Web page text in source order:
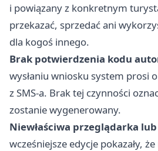
i powiązany z konkretnym
przekazać, sprzedać ani
dla kogoś innego.
Brak potwierdzenia kodu
wysłaniu wniosku system prosi
z SMS-a. Brak tej czynności
zostanie wygenerowany.
Niewłaściwa przeglądarka
wcześniejsze edycje pokazały,